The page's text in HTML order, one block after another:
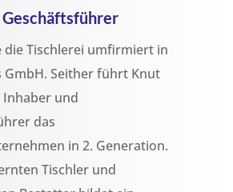
die Tischlerei umfirmiert in
GmbH. Seither führt Knut
und
das
in 2. Generation.
Tischler und